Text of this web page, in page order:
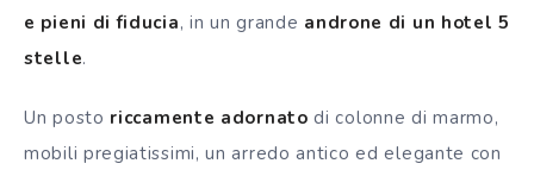
e pieni di fiducia, in un grande androne di un hotel 5
stelle.
Un posto riccamente adornato di colonne di marmo,
mobili pregiatissimi, un arredo antico ed elegante con